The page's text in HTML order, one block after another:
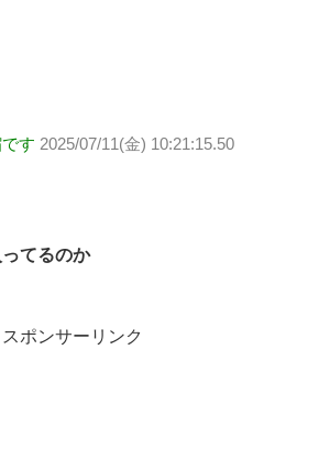
す 2025/07/11(金) 10:21:15.50
てるのか
スポンサーリンク